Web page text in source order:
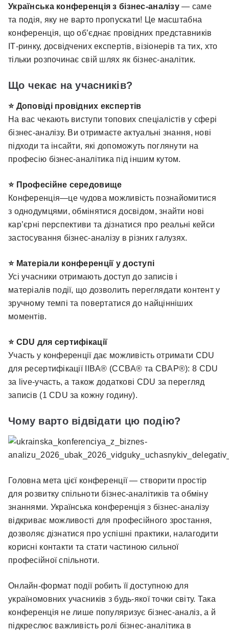
Українська конференція з бізнес-аналізу— саме
та подія, яку не варто пропускати! Це масштабна
конференція, що об’єднає провідних представників
ІТ-ринку, досвідчених експертів, візіонерів та тих, хто
тільки розпочинає свій шлях як бізнес-аналітик.
Що чекає на учасників?
⭐ Доповіді провідних експертів
На вас чекають виступи топових спеціалістів у сфері
бізнес-аналізу. Ви отримаєте актуальні знання, нові
підходи та інсайти, які допоможуть поглянути на
професію бізнес-аналітика під іншим кутом.
⭐ Професійне середовище
Конференція—це чудова можливість познайомитися
з однодумцями, обмінятися досвідом, знайти нові
кар’єрні перспективи та дізнатися про реальні кейси
застосування бізнес-аналізу в різних галузях.
⭐ Матеріали конференції у доступі
Усі учасники отримають доступ до записів і
матеріалів події, що дозволить переглядати контент у
зручному темпі та повертатися до найцінніших
моментів.
⭐ CDU для сертифікації
Участь у конференції дає можливість отримати CDU
для ресертифікації IIBA® (CCBA® та CBAP®): 8 CDU
за live-участь, а також додаткові CDU за перегляд
записів (1 CDU за кожну годину).
Чому варто відвідати цю подію?
Головна мета цієї конференції — створити простір
для розвитку спільноти бізнес-аналітиків та обміну
знаннями. Українська конференція з бізнес-аналізу
відкриває можливості для професійного зростання,
дозволяє дізнатися про успішні практики, налагодити
корисні контакти та стати частиною сильної
професійної спільноти.
Онлайн-формат події робить її доступною для
україномовних учасників з будь-якої точки світу. Така
конференція не лише популяризує бізнес-аналіз, а й
підкреслює важливість ролі бізнес-аналітика в